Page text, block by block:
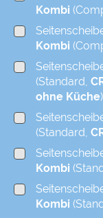
Kombi
Kombi
(Standard,
ohne Küche)
(Standard,
Kombi
Kombi